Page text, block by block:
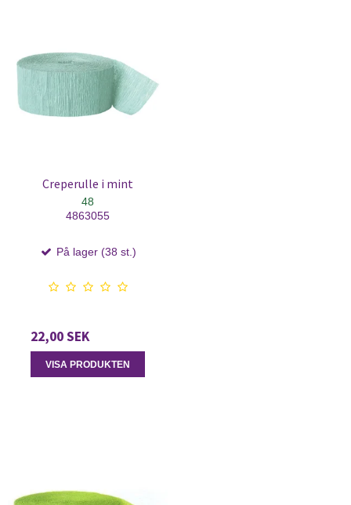
Creperulle i mint
48
4863055
På lager (38 st.)
22,00 SEK
VISA PRODUKTEN